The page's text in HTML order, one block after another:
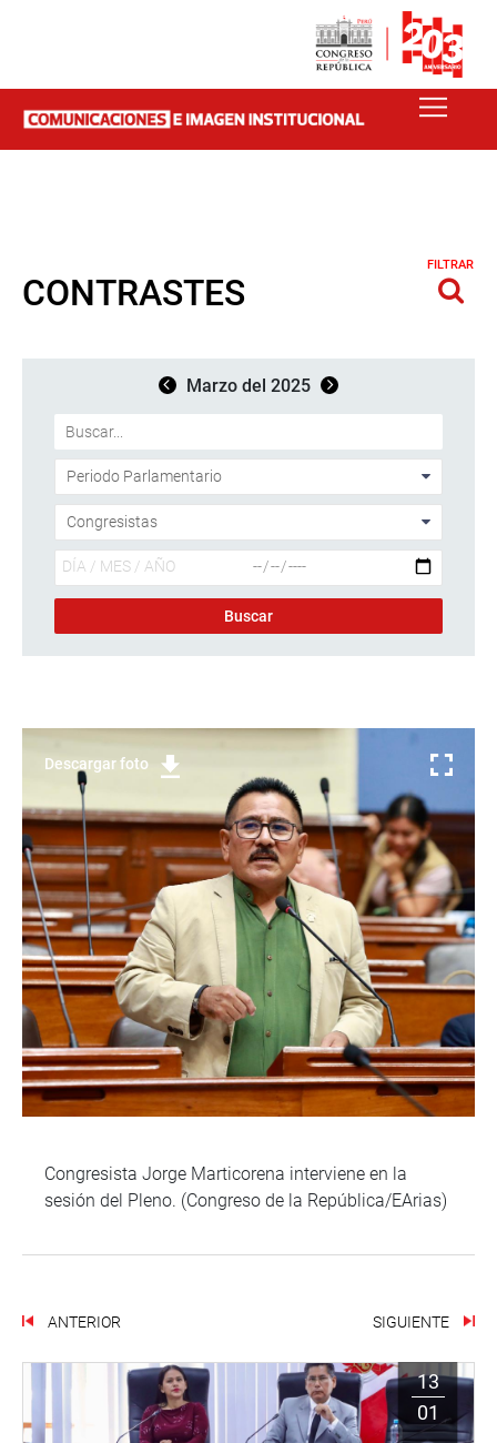
CONTRASTES
FILTRAR
Marzo del 2025
Descargar foto
Congresista Jorge Marticorena interviene en la
sesión del Pleno. (Congreso de la República/EArias)
ANTERIOR SIGUIENTE
13
01